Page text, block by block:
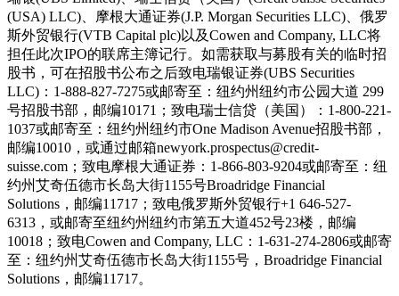
(USA) LLC)、摩根大通证券(J.P. Morgan Securities LLC)、俄罗
斯外贸银行(VTB Capital plc)以及Cowen and Company, LLC将
担任此次IPO的联席主簿记行。如需获取与募股有关的临时招
股书，可在招股书公布之后致电瑞银证券(UBS Securities
LLC)：1-888-827-7275或邮寄至：纽约州纽约市公园大道 299
号招股书部，邮编10171；致电瑞士信贷（美国）：1-800-221-
1037或邮寄至：纽约州纽约市One Madison Avenue招股书部，
邮编10010，或通过邮箱newyork.prospectus@credit-
suisse.com；致电摩根大通证券：1-866-803-9204或邮寄至：纽
约州艾奇伍德市长岛大街1155号Broadridge Financial
Solutions，邮编11717；致电俄罗斯外贸银行+1 646-527-
6313，或邮寄至纽约州纽约市第五大道452号23楼，邮编
10018；致电Cowen and Company, LLC：1-631-274-2806或邮寄
至：纽约州艾奇伍德市长岛大街1155号，Broadridge Financial
Solutions，邮编11717。